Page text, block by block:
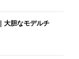
大胆なモデルチ